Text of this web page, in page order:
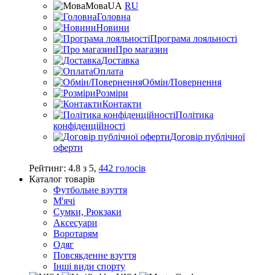
МоваUA RU
Головна
Новини
Програма лояльності
Про магазин
Доставка
Оплата
Обмін/Повернення
Розміри
Контакти
Політика
конфіденційності
Договір публічної
оферти
Рейтинг: 4.8 з 5, 442 голосів
Каталог товарів
Футбольне взуття
М'ячі
Сумки, Рюкзаки
Аксесуари
Воротарям
Одяг
Повсякденне взуття
Інші види спорту